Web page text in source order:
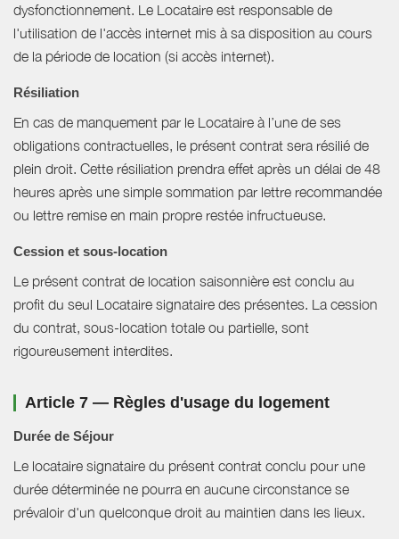
dysfonctionnement. Le Locataire est responsable de
l'utilisation de l'accès internet mis à sa disposition au cours
de la période de location (si accès internet).
Résiliation
En cas de manquement par le Locataire à l’une de ses
obligations contractuelles, le présent contrat sera résilié de
plein droit. Cette résiliation prendra effet après un délai de 48
heures après une simple sommation par lettre recommandée
ou lettre remise en main propre restée infructueuse.
Cession et sous-location
Le présent contrat de location saisonnière est conclu au
profit du seul Locataire signataire des présentes. La cession
du contrat, sous-location totale ou partielle, sont
rigoureusement interdites.
Article 7 — Règles d'usage du logement
Durée de Séjour
Le locataire signataire du présent contrat conclu pour une
durée déterminée ne pourra en aucune circonstance se
prévaloir d'un quelconque droit au maintien dans les lieux.